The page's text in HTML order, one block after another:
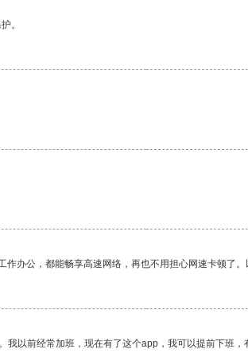
。
办公，都能畅享高速网络，再也不用担心网速卡顿了
以前经常加班，现在有了这个app，我可以提前下班，